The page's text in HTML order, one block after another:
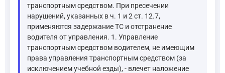
транспортным средством. При пресечении
нарушений, указанных в ч. 1 и 2 ст. 12.7,
применяются задержание ТС и отстранение
водителя от управления. 1. Управление
транспортным средством водителем, не имеющим
права управления транспортным средством (за
исключением учебной езды), - влечет наложение